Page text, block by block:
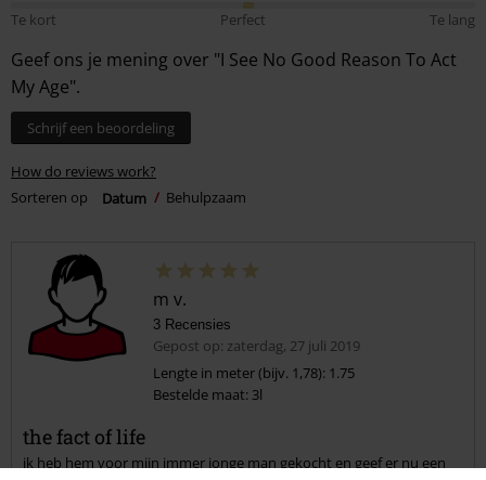
Te kort
Perfect Te lang
Geef ons je mening over "I See No Good Reason To Act
My Age".
Schrijf een beoordeling
How do reviews work?
Sorteren op
Datum Behulpzaam
m v.
3 Recensies
Gepost op: zaterdag, 27 juli 2019
Lengte in meter (bijv. 1,78): 1.75
Bestelde maat: 3l
the fact of life
ik heb hem voor mijn immer jonge man gekocht en geef er nu een